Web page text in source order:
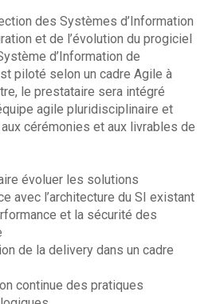
des Systèmes d’Information
et de l’évolution du progiciel
d’Information de
piloté selon un cadre Agile à
le prestataire sera intégré
agile pluridisciplinaire et
cérémonies et aux livrables de
évoluer les solutions
avec l’architecture du SI existant
et la sécurité des
de la delivery dans un cadre
continue des pratiques